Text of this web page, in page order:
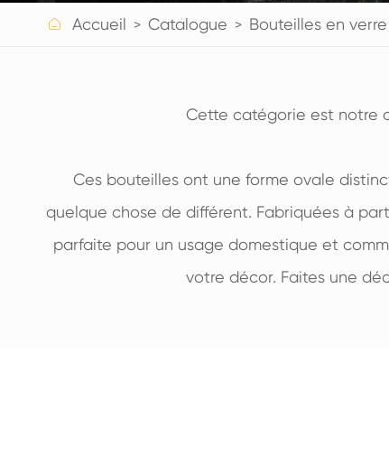
BOCAUX EN VERRE
 Accueil Catalogue Bouteilles en
Cette catégorie est notre
Ces bouteilles ont une forme ovale
quelque chose de différent. Fabriquées à
parfaite pour un usage domestique et
votre décor. Faites une